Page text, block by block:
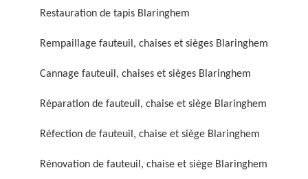
Réparation de fauteuil,
Réfection de fauteuil,
Rénovation de fauteuil,
Nettoyage de fauteuil,
Restauration de tapis Blaringhem
Rempaillage fauteuil, chaises et sièges Blaringhem
Cannage fauteuil, chaises et sièges Blaringhem
Réparation de fauteuil, chaise et siège Blaringhem
Réfection de fauteuil, chaise et siège Blaringhem
Rénovation de fauteuil, chaise et siège Blaringhem